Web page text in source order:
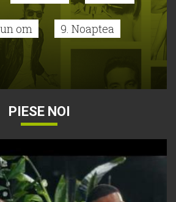
om 9. Noaptea
PIESE NOI